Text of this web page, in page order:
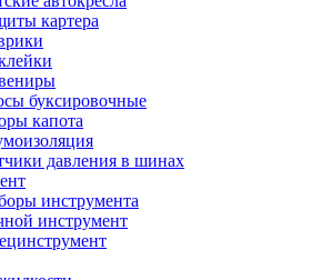
картера
буксировочные
капота
давления в шинах
инструмента
инструмент